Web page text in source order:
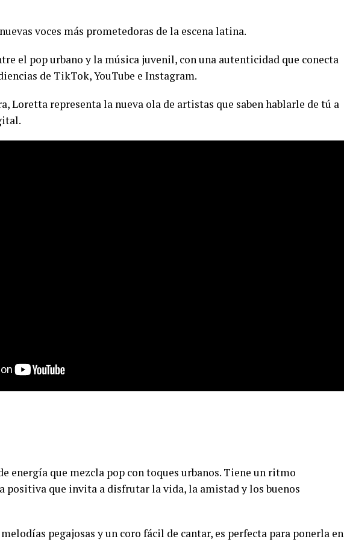
voces más prometedoras de la escena latina.
el pop urbano y la música juvenil, con una autenticidad que conecta
de TikTok, YouTube e Instagram.
Loretta representa la nueva ola de artistas que saben hablarle de tú a
energía que mezcla pop con toques urbanos. Tiene un ritmo
positiva que invita a disfrutar la vida, la amistad y los buenos
pegajosas y un coro fácil de cantar, es perfecta para ponerla en